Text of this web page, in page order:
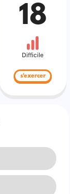
18
Difficile
s'exercer